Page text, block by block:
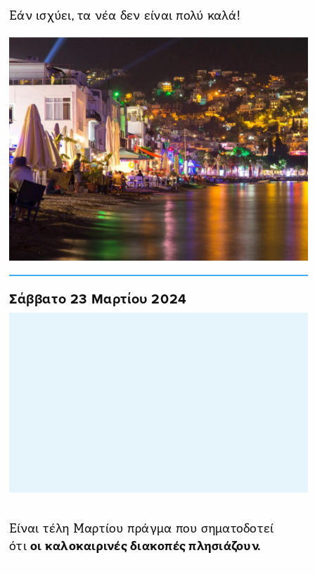
Εάν ισχύει, τα νέα δεν είναι πολύ καλά!
Σάββατο 23 Μαρτίου 2024
Είναι τέλη Μαρτίου πράγμα που σηματοδοτεί
ότι οι καλοκαιρινές διακοπές πλησιάζουν.